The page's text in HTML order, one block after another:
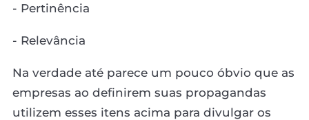
- Pertinência
- Relevância
Na verdade até parece um pouco óbvio que as
empresas ao definirem suas propagandas
utilizem esses itens acima para divulgar os